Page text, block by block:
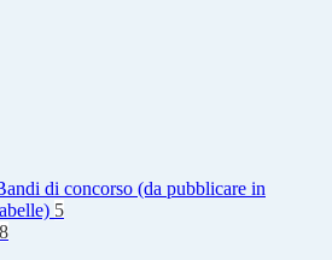
di concorso (da pubblicare in
5
8